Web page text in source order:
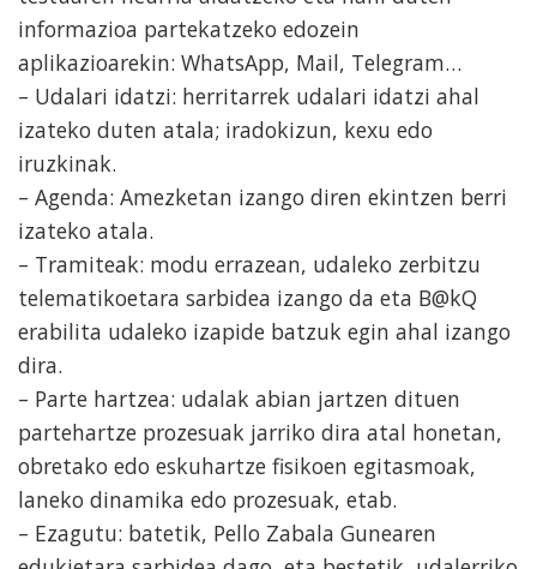
informazioa partekatzeko edozein
aplikazioarekin: WhatsApp, Mail, Telegram…
– Udalari idatzi: herritarrek udalari idatzi ahal
izateko duten atala; iradokizun, kexu edo
iruzkinak.
– Agenda: Amezketan izango diren ekintzen berri
izateko atala.
– Tramiteak: modu errazean, udaleko zerbitzu
telematikoetara sarbidea izango da eta B@kQ
erabilita udaleko izapide batzuk egin ahal izango
dira.
– Parte hartzea: udalak abian jartzen dituen
partehartze prozesuak jarriko dira atal honetan,
obretako edo eskuhartze fisikoen egitasmoak,
laneko dinamika edo prozesuak, etab.
– Ezagutu: batetik, Pello Zabala Gunearen